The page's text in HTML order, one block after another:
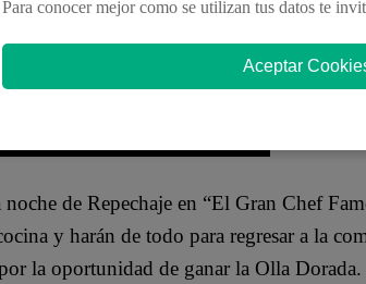
de Repechaje en “El Gran Chef
y harán de todo para regresar a la
la oportunidad de ganar la Olla Dorada.
Para conocer mejor como se utilizan tus datos te
Aceptar